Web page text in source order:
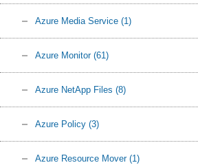
Azure Media Service (1)
Azure Monitor (61)
Azure NetApp Files (8)
Azure Policy (3)
Azure Resource Mover (1)